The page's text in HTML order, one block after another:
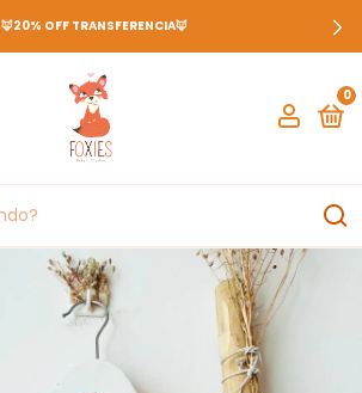
🦊20% OFF TRANSFERENCIA🦊
0